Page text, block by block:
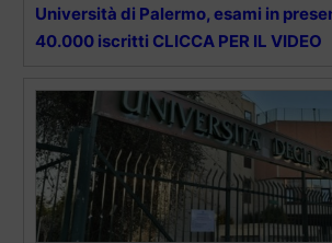
Università di Palermo, esami in
40.000 iscritti CLICCA PER IL VIDEO